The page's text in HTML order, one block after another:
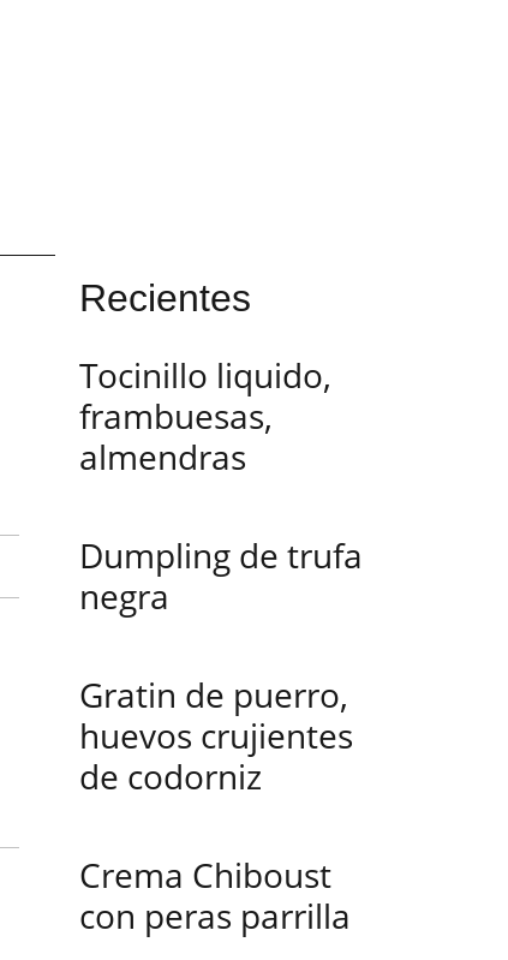
Recientes
Tocinillo liquido,
frambuesas,
almendras
Dumpling de trufa
negra
Gratin de puerro,
huevos crujientes
de codorniz
Crema Chiboust
con peras parrilla